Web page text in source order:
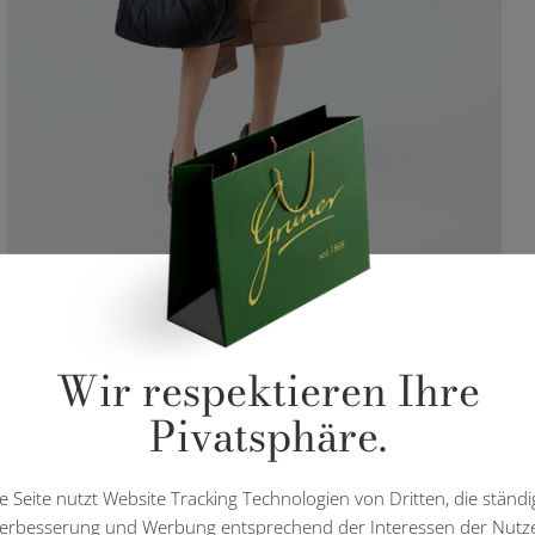
Wir respektieren Ihre
Pivatsphäre.
Seite nutzt Website Tracking Technologien von Dritten, die
und Werbung entsprechend der Interessen der